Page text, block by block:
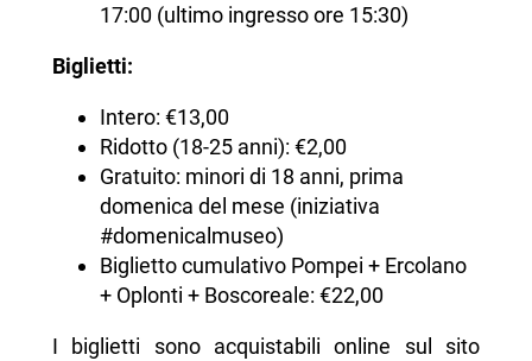
17:00 (ultimo ingresso ore 15:30)
Biglietti:
Intero: €13,00
Ridotto (18-25 anni): €2,00
Gratuito: minori di 18 anni, prima
domenica del mese (iniziativa
#domenicalmuseo)
Biglietto cumulativo Pompei + Ercolano
+ Oplonti + Boscoreale: €22,00
I biglietti sono acquistabili online sul sito